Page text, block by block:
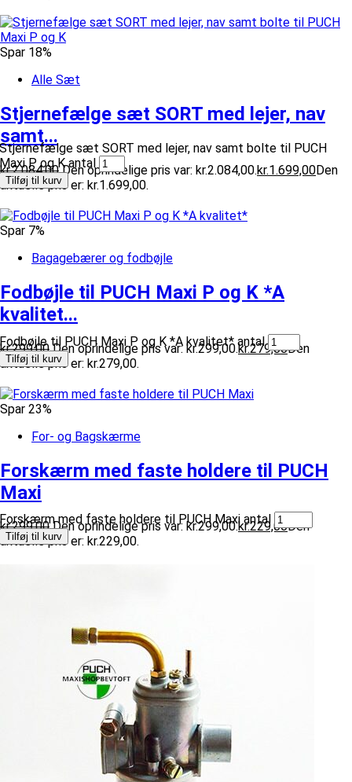
Spar 18%
Alle Sæt
Stjernefælge sæt SORT med lejer, nav
samt...
kr.2.084,00 Den oprindelige pris var: kr.2.084,00.kr.1.699,00Den
aktuelle pris er: kr.1.699,00.
Stjernefælge sæt SORT med lejer, nav samt bolte til PUCH
Maxi P og K antal
Tilføj til kurv
Spar 7%
Bagagebærer og fodbøjle
Fodbøjle til PUCH Maxi P og K *A
kvalitet...
kr.299,00 Den oprindelige pris var: kr.299,00.kr.279,00Den
aktuelle pris er: kr.279,00.
Fodbøjle til PUCH Maxi P og K *A kvalitet* antal
Tilføj til kurv
Spar 23%
For- og Bagskærme
Forskærm med faste holdere til PUCH
Maxi
kr.299,00 Den oprindelige pris var: kr.299,00.kr.229,00Den
aktuelle pris er: kr.229,00.
Forskærm med faste holdere til PUCH Maxi antal
Tilføj til kurv